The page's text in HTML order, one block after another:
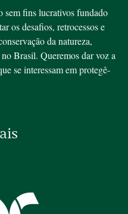
sem fins lucrativos fundado
os desafios, retrocessos e
da natureza,
Brasil. Queremos dar voz a
se interessam em protegê-